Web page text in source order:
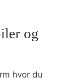
og
hvor du